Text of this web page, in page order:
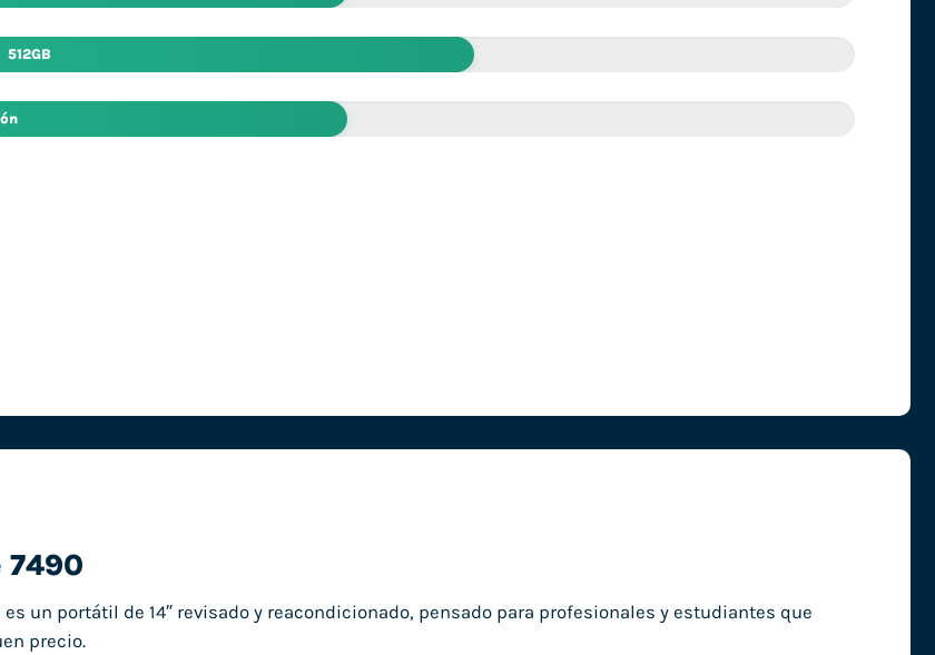
512GB
7490
es un portátil de 14″ revisado y reacondicionado, pensado para profesionales y estudiantes que
precio.